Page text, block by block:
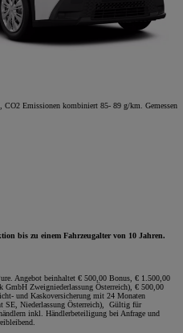
Emissionen kombiniert 85- 89 g/km. Gemessen
bis zu einem Fahrzeugalter von 10 Jahren.
Angebot beinhaltet € 500,00 Bonus, € 1.500,00
GmbH Zweigniederlassung Österreich), € 500,00
und Kaskoversicherung mit 24 Monaten
SE, Niederlassung Österreich), Gültig für
inkl. Händlerbeteiligung bei Anfrage und